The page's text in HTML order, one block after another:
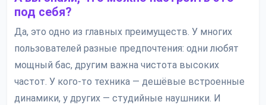
под себя?
Да, это одно из главных преимуществ. У многих
пользователей разные предпочтения: одни любят
мощный бас, другим важна чистота высоких
частот. У кого-то техника — дешёвые встроенные
динамики, у других — студийные наушники. И